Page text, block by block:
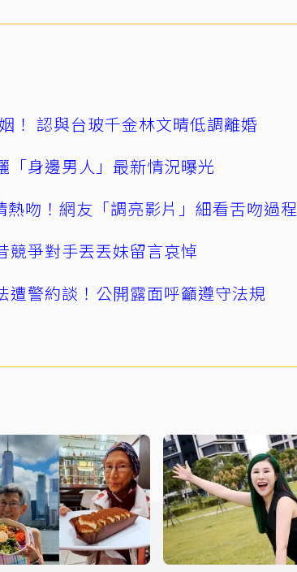
！ 認與台玻千金林文晴低調離婚
「身邊男人」最新情況曝光
吻！網友「調亮影片」細看舌吻過程
競爭對手丟丟妹留言哀悼
遭警約談！公開露面呼籲遵守法規